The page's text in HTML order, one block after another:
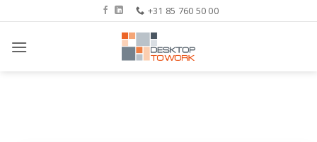
al
contenido
+31 85 760 50 00